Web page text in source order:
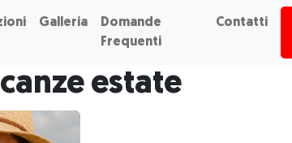
Galleria
Domande
Frequenti
Contatti
estate